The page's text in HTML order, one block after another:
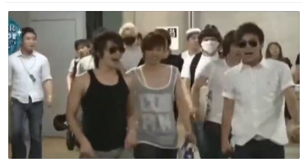
ト
数